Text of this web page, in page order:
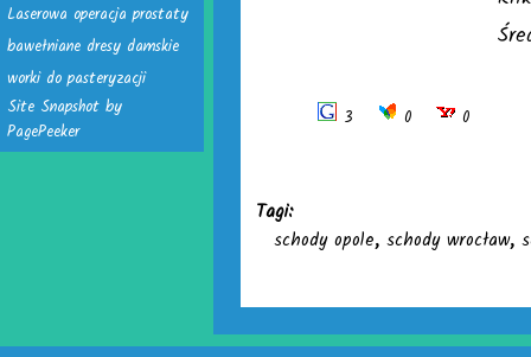
Laserowa operacja prostaty
bawełniane dresy damskie
worki do pasteryzacji
Site Snapshot by
PagePeeker
3 0 0
Tagi:
schody opole, schody wrocław,